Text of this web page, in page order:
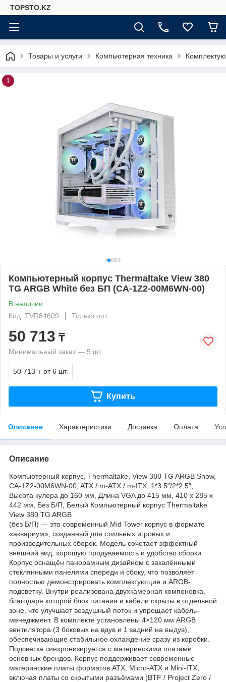
TOPSTO.KZ
Товары и услуги Компьютерная техника
1
Компьютерный корпус Thermaltake View 380
TG ARGB White без БП (CA-1Z2-00M6WN-00)
В наличии
Код: TVR84609
Только опт
50 713 ₸
Минимальный заказ — 5 шт.
50 713 ₸ от 6 шт.
Купить
Описание Характеристики Доставка Оплата
Описание
Компьютерный корпус, Thermaltake, View 380 TG ARGB Snow,
CA-1Z2-00M6WN-00, ATX / m-ATX / m-ITX, 1*3.5"/2*2.5",
Высота кулера до 160 мм, Длина VGA до 415 мм, 410 x 285 x
442 мм, Без Б/П, Белый Компьютерный корпус Thermaltake
View 380 TG ARGB
(без Б/П) — это современный Mid Tower корпус в формате
«аквариум», созданный для стильных игровых и
производительных сборок. Модель сочетает эффектный
внешний вид, хорошую продуваемость и удобство сборки.
Корпус оснащён панорамным дизайном с закалёнными
стеклянными панелями спереди и сбоку, что позволяет
полностью демонстрировать комплектующие и ARGB-
подсветку. Внутри реализована двухкамерная компоновка,
благодаря которой блок питания и кабели скрыты в отдельной
зоне, что улучшает воздушный поток и упрощает кабель-
менеджмент. В комплекте установлены 4×120 мм ARGB
вентилятора (3 боковых на вдув и 1 задний на выдув),
обеспечивающие стабильное охлаждение сразу из коробки.
Подсветка синхронизируется с материнскими платами
основных брендов. Корпус поддерживает современные
материнские платы форматов ATX, Micro-ATX и Mini-ITX,
включая платы со скрытыми разъёмами (BTF / Project Zero /